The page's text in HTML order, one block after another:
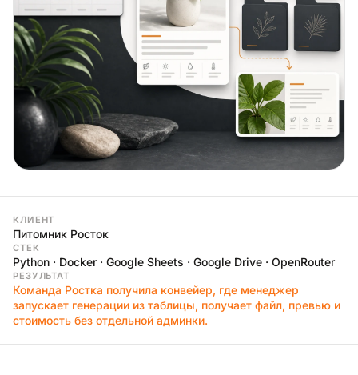
КЛИЕНТ
Питомник Росток
СТЕК
Python · Docker · Google Sheets · Google Drive · OpenRouter
РЕЗУЛЬТАТ
Команда Ростка получила конвейер, где менеджер
запускает генерации из таблицы, получает файл, превью и
стоимость без отдельной админки.